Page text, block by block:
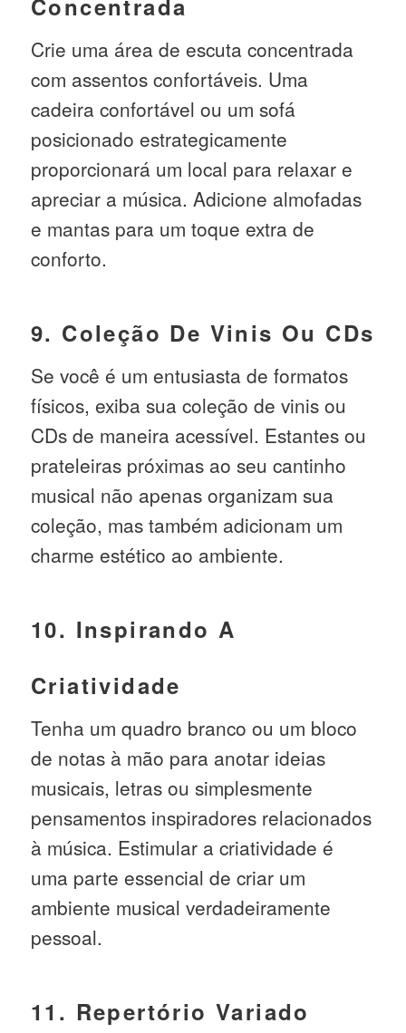
Concentrada
Crie uma área de escuta concentrada
com assentos confortáveis. Uma
cadeira confortável ou um sofá
posicionado estrategicamente
proporcionará um local para relaxar e
apreciar a música. Adicione almofadas
e mantas para um toque extra de
conforto.
9. Coleção De Vinis Ou CDs
Se você é um entusiasta de formatos
físicos, exiba sua coleção de vinis ou
CDs de maneira acessível. Estantes ou
prateleiras próximas ao seu cantinho
musical não apenas organizam sua
coleção, mas também adicionam um
charme estético ao ambiente.
10. Inspirando A
Criatividade
Tenha um quadro branco ou um bloco
de notas à mão para anotar ideias
musicais, letras ou simplesmente
pensamentos inspiradores relacionados
à música. Estimular a criatividade é
uma parte essencial de criar um
ambiente musical verdadeiramente
pessoal.
11. Repertório Variado